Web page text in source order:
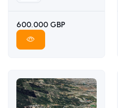
600.000 GBP